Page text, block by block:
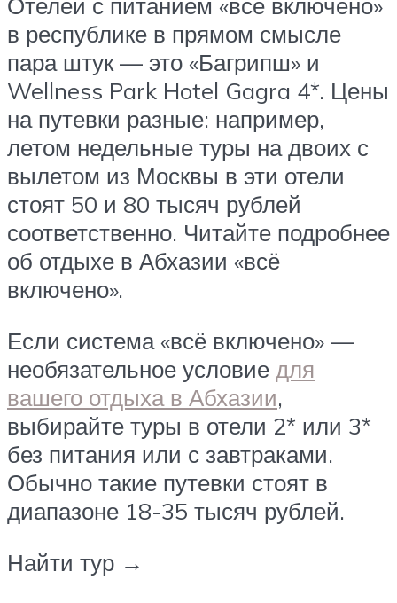
в республике в прямом смысле
пара штук — это «Багрипш» и
Wellness Park Hotel Gagra 4*. Цены
на путевки разные: например,
летом недельные туры на двоих с
вылетом из Москвы в эти отели
стоят 50 и 80 тысяч рублей
соответственно. Читайте подробнее
об отдыхе в Абхазии «всё
включено».
Если система «всё включено» —
необязательное условие для
вашего отдыха в Абхазии,
выбирайте туры в отели 2* или 3*
без питания или с завтраками.
Обычно такие путевки стоят в
диапазоне 18-35 тысяч рублей.
Найти тур →